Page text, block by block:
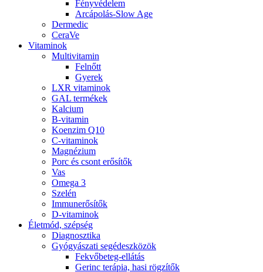
Fényvédelem
Arcápolás-Slow Age
Dermedic
CeraVe
Vitaminok
Multivitamin
Felnőtt
Gyerek
LXR vitaminok
GAL termékek
Kalcium
B-vitamin
Koenzim Q10
C-vitaminok
Magnézium
Porc és csont erősítők
Vas
Omega 3
Szelén
Immunerősítők
D-vitaminok
Életmód, szépség
Diagnosztika
Gyógyászati segédeszközök
Fekvőbeteg-ellátás
Gerinc terápia, hasi rögzítők